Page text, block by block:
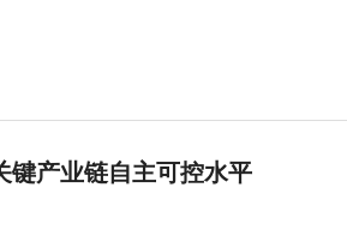
键产业链自主可控水平